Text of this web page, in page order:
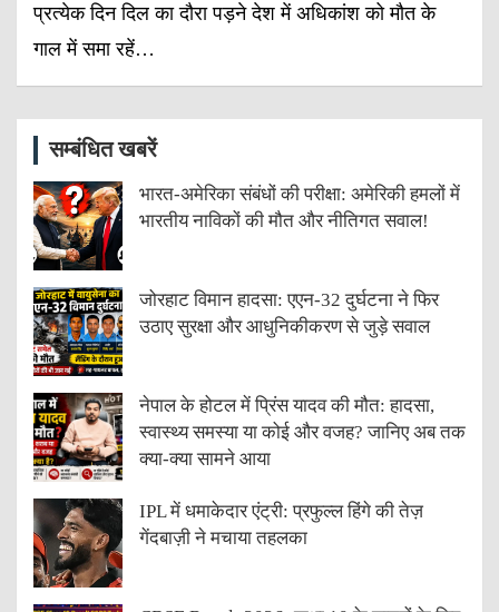
प्रत्येक दिन दिल का दौरा पड़ने देश में अधिकांश को मौत के
गाल में समा रहें…
सम्बंधित खबरें
भारत-अमेरिका संबंधों की परीक्षा: अमेरिकी हमलों में
भारतीय नाविकों की मौत और नीतिगत सवाल!
जोरहाट विमान हादसा: एएन-32 दुर्घटना ने फिर
उठाए सुरक्षा और आधुनिकीकरण से जुड़े सवाल
नेपाल के होटल में प्रिंस यादव की मौत: हादसा,
स्वास्थ्य समस्या या कोई और वजह? जानिए अब तक
क्या-क्या सामने आया
IPL में धमाकेदार एंट्री: प्रफुल्ल हिंगे की तेज़
गेंदबाज़ी ने मचाया तहलका